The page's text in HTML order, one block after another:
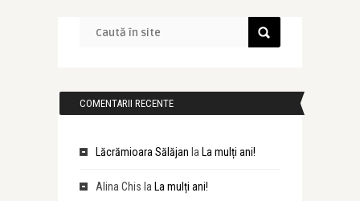
COMENTARII RECENTE
Lăcrămioara Sălăjan la La mulți ani!
Alina Chis la La mulți ani!